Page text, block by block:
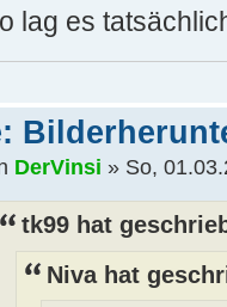
lag es
DerVinsi » So,
tk99 hat
Niva hat